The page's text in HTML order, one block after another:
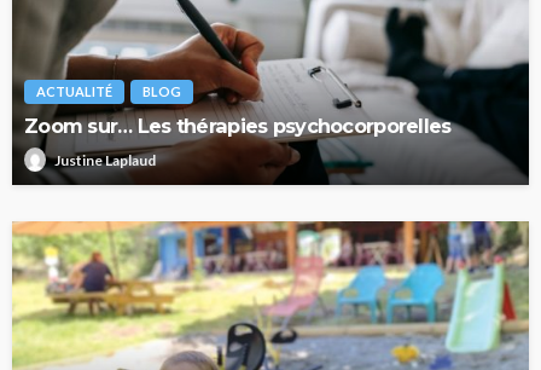
ACTUALITÉ BLOG
Zoom sur… Les thérapies psychocorporelles
Justine Laplaud